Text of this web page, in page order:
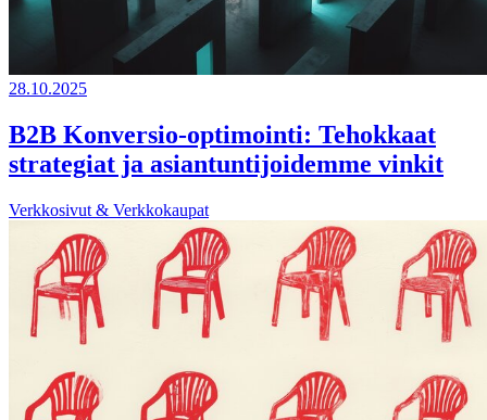
28.10.2025
B2B Konversio-optimointi: Tehokkaat
strategiat ja asiantuntijoidemme vinkit
Verkkosivut & Verkkokaupat